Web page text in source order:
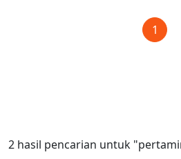
1
2 hasil pencarian untuk